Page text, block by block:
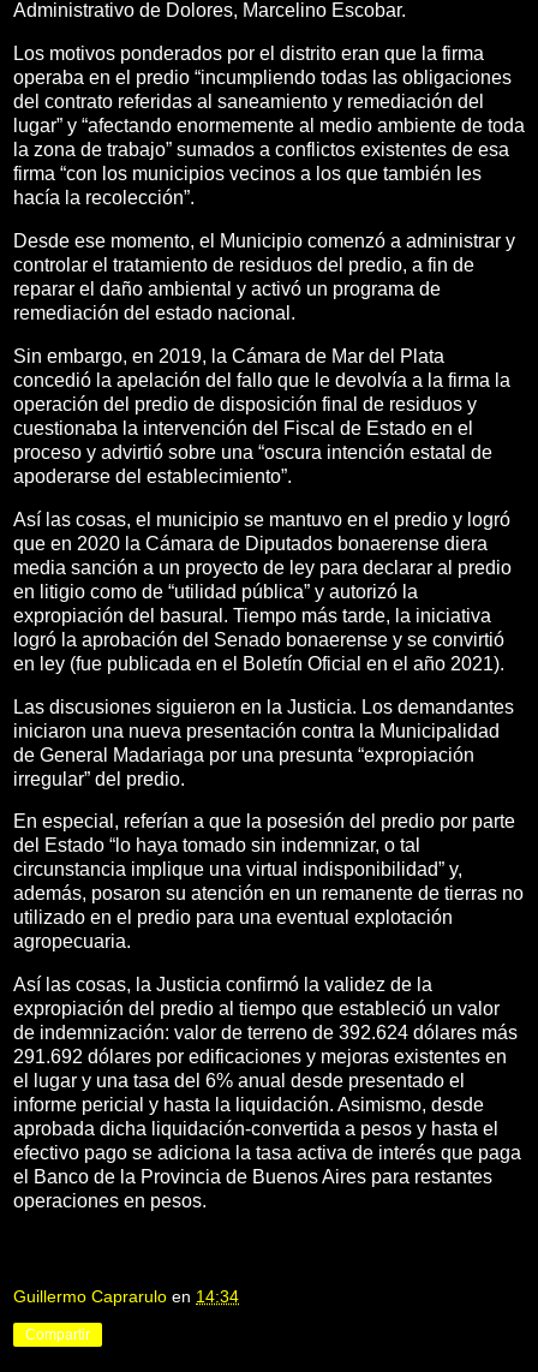
Administrativo de Dolores, Marcelino Escobar.
Los motivos ponderados por el distrito eran que la firma
operaba en el predio “incumpliendo todas las obligaciones
del contrato referidas al saneamiento y remediación del
lugar” y “afectando enormemente al medio ambiente de toda
la zona de trabajo” sumados a conflictos existentes de esa
firma “con los municipios vecinos a los que también les
hacía la recolección”.
Desde ese momento, el Municipio comenzó a administrar y
controlar el tratamiento de residuos del predio, a fin de
reparar el daño ambiental y activó un programa de
remediación del estado nacional.
Sin embargo, en 2019, la Cámara de Mar del Plata
concedió la apelación del fallo que le devolvía a la firma la
operación del predio de disposición final de residuos y
cuestionaba la intervención del Fiscal de Estado en el
proceso y advirtió sobre una “oscura intención estatal de
apoderarse del establecimiento”.
Así las cosas, el municipio se mantuvo en el predio y logró
que en 2020 la Cámara de Diputados bonaerense diera
media sanción a un proyecto de ley para declarar al predio
en litigio como de “utilidad pública” y autorizó la
expropiación del basural. Tiempo más tarde, la iniciativa
logró la aprobación del Senado bonaerense y se convirtió
en ley (fue publicada en el Boletín Oficial en el año 2021).
Las discusiones siguieron en la Justicia. Los demandantes
iniciaron una nueva presentación contra la Municipalidad
de General Madariaga por una presunta “expropiación
irregular” del predio.
En especial, referían a que la posesión del predio por parte
del Estado “lo haya tomado sin indemnizar, o tal
circunstancia implique una virtual indisponibilidad” y,
además, posaron su atención en un remanente de tierras no
utilizado en el predio para una eventual explotación
agropecuaria.
Así las cosas, la Justicia confirmó la validez de la
expropiación del predio al tiempo que estableció un valor
de indemnización: valor de terreno de 392.624 dólares más
291.692 dólares por edificaciones y mejoras existentes en
el lugar y una tasa del 6% anual desde presentado el
informe pericial y hasta la liquidación. Asimismo, desde
aprobada dicha liquidación-convertida a pesos y hasta el
efectivo pago se adiciona la tasa activa de interés que paga
el Banco de la Provincia de Buenos Aires para restantes
operaciones en pesos.
Guillermo Caprarulo en 14:34
Compartir